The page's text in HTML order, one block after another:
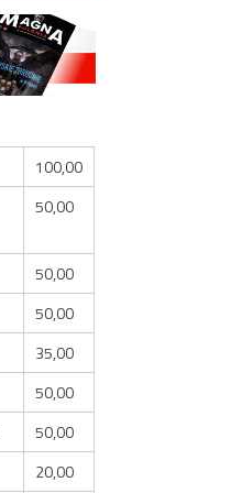
100,00
50,00
50,00
50,00
35,00
50,00
50,00
20,00